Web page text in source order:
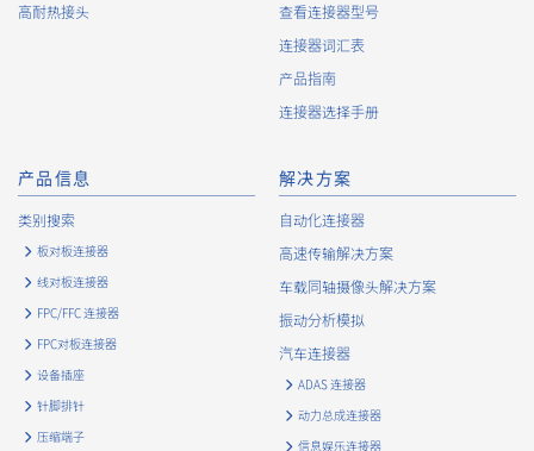
9985S 系列（27）
9984S 系列（85）
高耐热接头
查看连接器型号
连接器词汇表
产品指南
连接器选择手册
产品信息
类别搜索
板对板连接器
线对板连接器
FPC/FFC 连接器
FPC对板连接器
设备插座
针脚排针
压缩端子
解决方案
自动化连接器
高速传输解决方案
车载同轴摄像头解决方案
振动分析模拟
汽车连接器
ADAS 连接器
动力总成连接器
信息娱乐连接器